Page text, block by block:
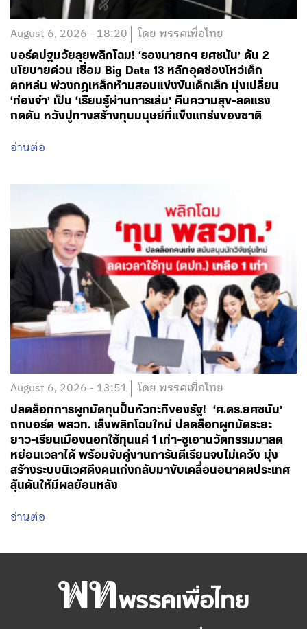
August 6, 2026 - 18:20 โดย พรรคเพื่อไทย
บอร์ดปฐมวัยลุยพลิกโฉม! ‘รองนายกฯ ยศชนัน’ ดัน 2
นโยบายด่วน เชื่อม Big Data 13 หลักอุดช่องโหว่เด็ก
ตกหล่น พ่วงกฎเหล็กห้ามสอบแข่งขันเด็กเล็ก มุ่งเปลี่ยน
‘ท่องจำ’ เป็น ‘เรียนรู้ผ่านการเล่น’ คืนความสุข-ลดแรง
กดดัน หวังปูทางสร้างทุนมนุษย์ที่แข็งแกร่งของชาติ
อ่านต่อ
August 6, 2026 - 13:51 โดย พรรคเพื่อไทย
ปลดล็อกการผูกมัดทุนปั้นหัวกะทิของรัฐ! ‘ศ.ดร.ยศชนัน’
ถกบอร์ด พสวท. เล็งพลิกโฉมใหม่ ปลดล็อกผูกมัดระยะ
ยาว-เรียนเมืองนอกใช้ทุนแค่ 1 เท่า-ชูเอานวัตกรรมมาลด
หย่อนเวลาได้ พร้อมจับคู่งานการันตีเรียนจบไม่เคว้ง มุ่ง
สร้างระบบนิเวศดึงคนเก่งกลับมาขับเคลื่อนอนาคตประเทศ
ลุ้นดันให้มีผลย้อนหลัง
อ่านต่อ